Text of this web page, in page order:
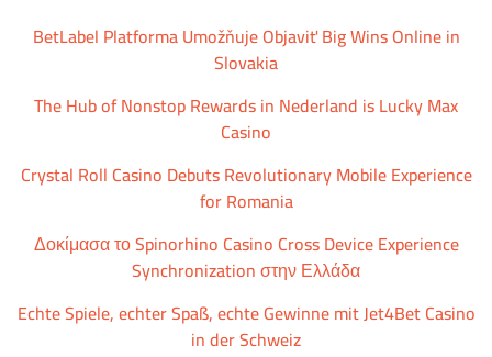
BetLabel Platforma Umožňuje Objaviť Big Wins Online in
Slovakia
The Hub of Nonstop Rewards in Nederland is Lucky Max
Casino
Crystal Roll Casino Debuts Revolutionary Mobile Experience
for Romania
Δοκίμασα το Spinorhino Casino Cross Device Experience
Synchronization στην Ελλάδα
Echte Spiele, echter Spaß, echte Gewinne mit Jet4Bet Casino
in der Schweiz